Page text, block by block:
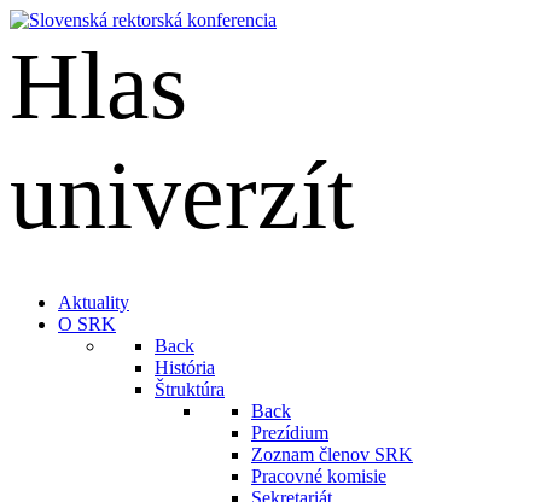
Hlas
univerzít
Aktuality
O SRK
Back
História
Štruktúra
Back
Prezídium
Zoznam členov SRK
Pracovné komisie
Sekretariát